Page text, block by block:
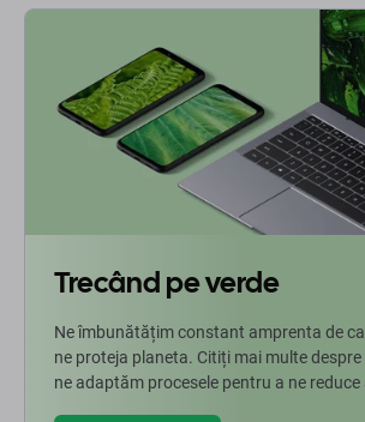
Trecând pe verde
Ne îmbunătățim constant amprenta de
ne proteja planeta. Citiți mai multe
ne adaptăm procesele pentru a ne